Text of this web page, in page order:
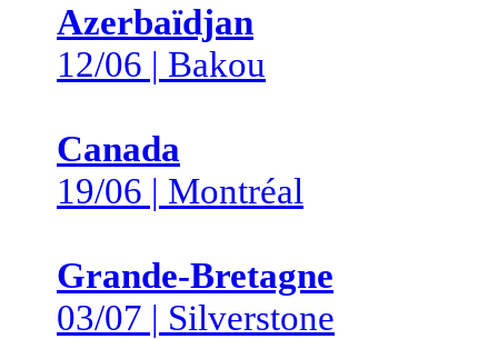
Azerbaïdjan
12/06 | Bakou
Canada
19/06 | Montréal
Grande-Bretagne
03/07 | Silverstone